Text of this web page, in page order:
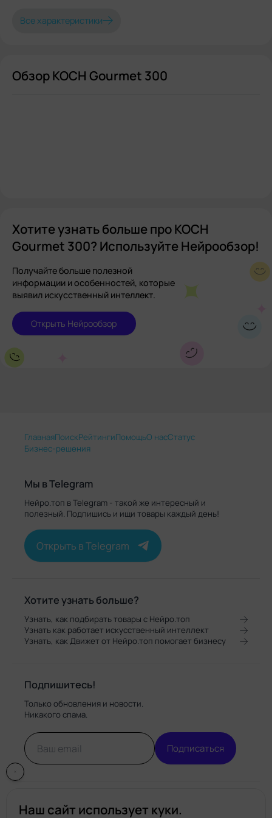
Все характеристики
Обзор KOCH Gourmet 300
Хотите узнать больше про KOCH
Gourmet 300? Используйте Нейрообзор!
Получайте больше полезной
информации и особенностей, которые
выявил искусственный интеллект.
Открыть Нейрообзор
ГлавнаяПоискРейтингиПомощьО насСтатус
Бизнес-решения
Мы в Telegram
Нейро.топ в Telegram - такой же интересный и
полезный. Подпишись и ищи товары каждый день!
Открыть в Telegram
Хотите узнать больше?
Узнать, как подбирать товары с Нейро.топ
Узнать как работает искусственный интеллект
Узнать, как Движет от Нейро.топ помогает бизнесу
Подпишитесь!
Только обновления и новости.
Никакого спама.
Подписаться
Наш сайт использует куки.